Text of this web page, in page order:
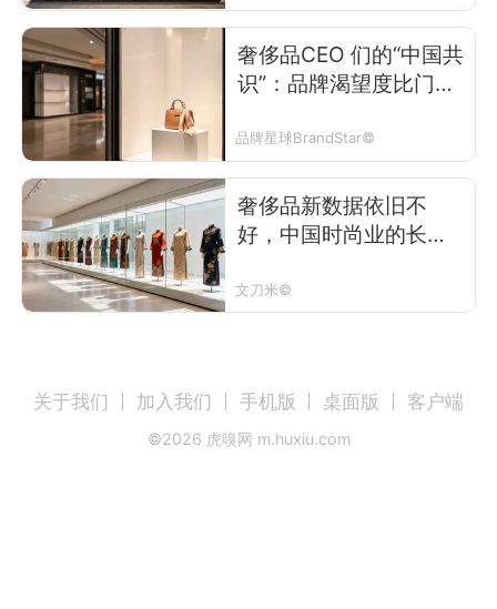
奢侈品CEO 们的“中国共
识”：品牌渴望度比门店
品牌星球BrandStar©
奢侈品新数据依旧不
好，中国时尚业的长期
文刀米©
关于我们 加入我们 手机版 桌面版 客户端
©2026 虎嗅网 m.huxiu.com